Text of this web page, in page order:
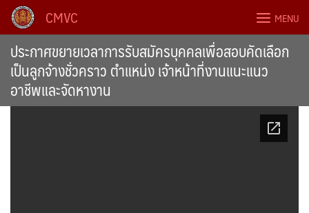
Skip
content
CMVC MENU
ประกาศขยายเวลาการรับสมัครบุคคลเพื่อสอบคัดเลือก
เป็นลูกจ้างชั่วคราว ตำแหน่ง เจ้าหน้าที่งานแนะแนว
อาชีพและจัดหางาน